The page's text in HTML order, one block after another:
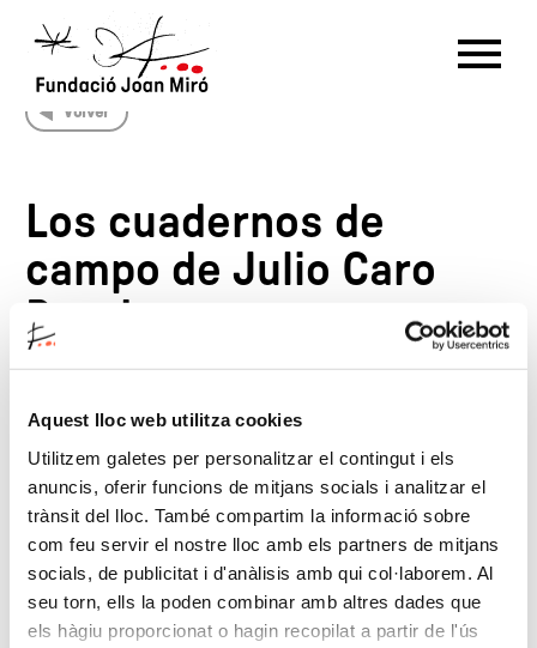
Aquest lloc web utilitza cookies
Utilitzem galetes per personalitzar el contingut i els
anuncis, oferir funcions de mitjans socials i analitzar el
trànsit del lloc. També compartim la informació sobre
com feu servir el nostre lloc amb els partners de mitjans
socials, de publicitat i d'anàlisis amb qui col·laborem. Al
seu torn, ells la poden combinar amb altres dades que
els hàgiu proporcionat o hagin recopilat a partir de l'ús
日本語
한국어
NL
PT
Volver
Los cuadernos de
campo de Julio Caro
Baroja
Fechas
14/03/1980—06/04/1980